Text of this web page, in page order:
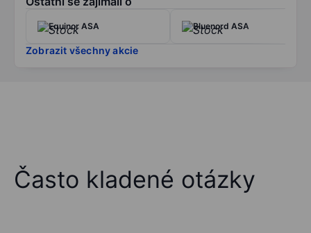
Equinor ASA Bluenord ASA
Zobrazit všechny akcie
Často kladené otázky